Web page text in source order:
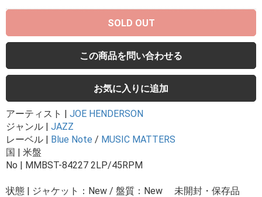
SOLD OUT
この商品を問い合わせる
お気に入りに追加
アーティスト | JOE HENDERSON
ジャンル | JAZZ
レーベル | Blue Note / MUSIC MATTERS
国 | 米盤
No | MMBST-84227 2LP/45RPM
状態 | ジャケット：New / 盤質：New 未開封・保存品